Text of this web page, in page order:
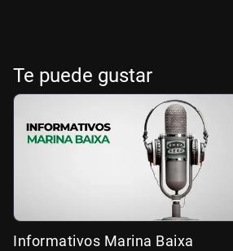
Te puede gustar
Informativos Marina Baixa